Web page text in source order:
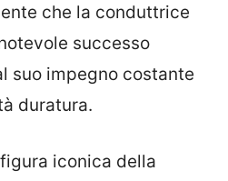
che la conduttrice
successo
suo impegno costante
duratura.
iconica della